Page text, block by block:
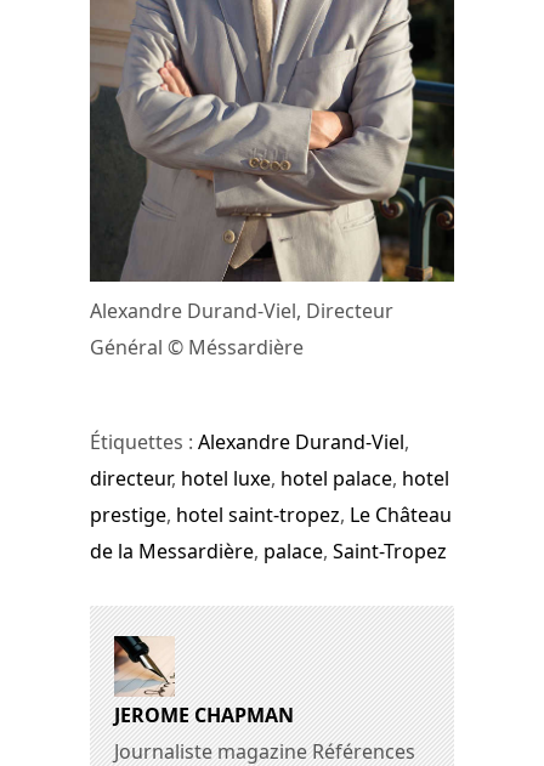
Alexandre Durand-Viel, Directeur
Général © Méssardière
Étiquettes : Alexandre Durand-Viel,
directeur, hotel luxe, hotel palace, hotel
prestige, hotel saint-tropez, Le Château
de la Messardière, palace, Saint-Tropez
JEROME CHAPMAN
Journaliste magazine Références